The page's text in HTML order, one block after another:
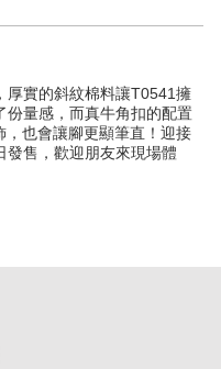
厚實的斜紋棉料讓T0541擁
份量感，而真牛角扣的配置
也會讓腳更顯筆直！迎接
發售，歡迎朋友來現場體